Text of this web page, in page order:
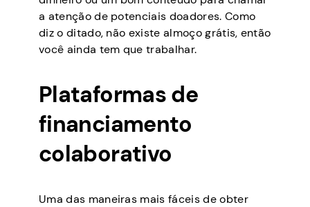
a atenção de potenciais doadores. Como
diz o ditado, não existe almoço grátis, então
você ainda tem que trabalhar.
Plataformas de
financiamento
colaborativo
Uma das maneiras mais fáceis de obter